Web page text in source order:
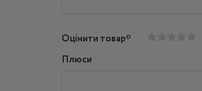
Оцінити товар*
Плюси